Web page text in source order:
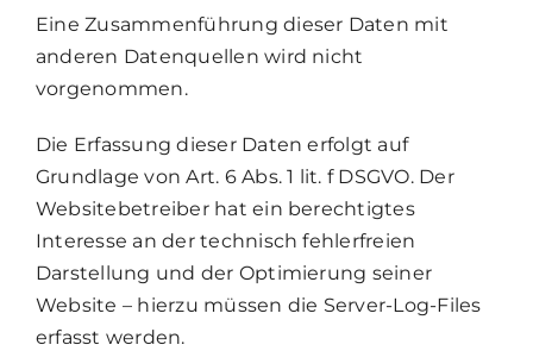
Eine Zusammenführung dieser Daten mit
anderen Datenquellen wird nicht
vorgenommen.
Die Erfassung dieser Daten erfolgt auf
Grundlage von Art. 6 Abs. 1 lit. f DSGVO. Der
Websitebetreiber hat ein berechtigtes
Interesse an der technisch fehlerfreien
Darstellung und der Optimierung seiner
Website – hierzu müssen die Server-Log-Files
erfasst werden.